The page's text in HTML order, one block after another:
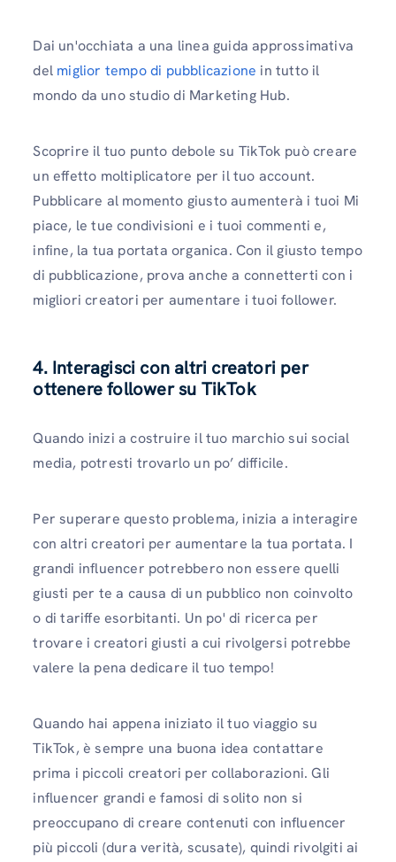
Dai un'occhiata a una linea guida approssimativa
del miglior tempo di pubblicazione in tutto il
mondo da uno studio di Marketing Hub.
Scoprire il tuo punto debole su TikTok può creare
un effetto moltiplicatore per il tuo account.
Pubblicare al momento giusto aumenterà i tuoi Mi
piace, le tue condivisioni e i tuoi commenti e,
infine, la tua portata organica. Con il giusto tempo
di pubblicazione, prova anche a connetterti con i
migliori creatori per aumentare i tuoi follower.
4. Interagisci con altri creatori per
ottenere follower su TikTok
Quando inizi a costruire il tuo marchio sui social
media, potresti trovarlo un po’ difficile.
Per superare questo problema, inizia a interagire
con altri creatori per aumentare la tua portata. I
grandi influencer potrebbero non essere quelli
giusti per te a causa di un pubblico non coinvolto
o di tariffe esorbitanti. Un po' di ricerca per
trovare i creatori giusti a cui rivolgersi potrebbe
valere la pena dedicare il tuo tempo!
Quando hai appena iniziato il tuo viaggio su
TikTok, è sempre una buona idea contattare
prima i piccoli creatori per collaborazioni. Gli
influencer grandi e famosi di solito non si
preoccupano di creare contenuti con influencer
più piccoli (dura verità, scusate), quindi rivolgiti ai